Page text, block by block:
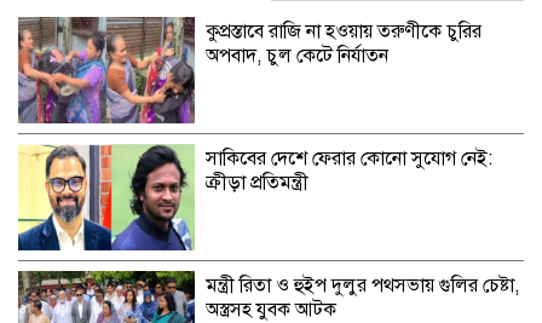
কুপ্রস্তাবে রাজি না হওয়ায় তরুণীকে চুরির
অপবাদ, চুল কেটে নির্যাতন
সাকিবের দেশে ফেরার কোনো সুযোগ নেই:
ক্রীড়া প্রতিমন্ত্রী
মন্ত্রী রিতা ও হুইপ দুলুর পথসভায় গুলির চেষ্টা,
অস্ত্রসহ যুবক আটক